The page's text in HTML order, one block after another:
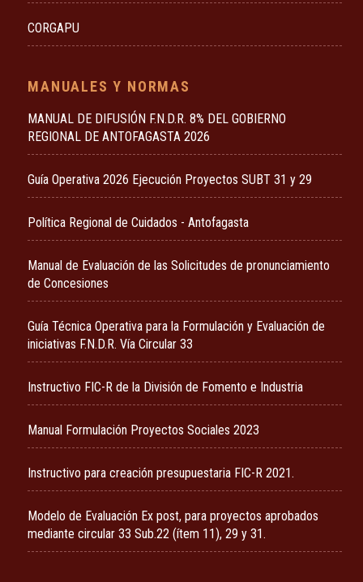
CORGAPU
MANUALES Y NORMAS
MANUAL DE DIFUSIÓN F.N.D.R. 8% DEL GOBIERNO
REGIONAL DE ANTOFAGASTA 2026
Guía Operativa 2026 Ejecución Proyectos SUBT 31 y 29
Política Regional de Cuidados - Antofagasta
Manual de Evaluación de las Solicitudes de pronunciamiento
de Concesiones
Guía Técnica Operativa para la Formulación y Evaluación de
iniciativas F.N.D.R. Vía Circular 33
Instructivo FIC-R de la División de Fomento e Industria
Manual Formulación Proyectos Sociales 2023
Instructivo para creación presupuestaria FIC-R 2021.
Modelo de Evaluación Ex post, para proyectos aprobados
mediante circular 33 Sub.22 (ítem 11), 29 y 31.